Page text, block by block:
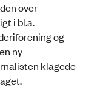
over
i bl.a.
og
ny
klagede